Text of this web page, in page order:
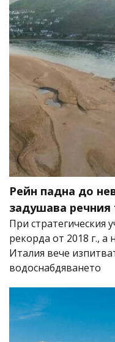
Рейн падна до
задушава речния
При стратегическия
рекорда от 2018 г.,
Италия вече
водоснабдяването